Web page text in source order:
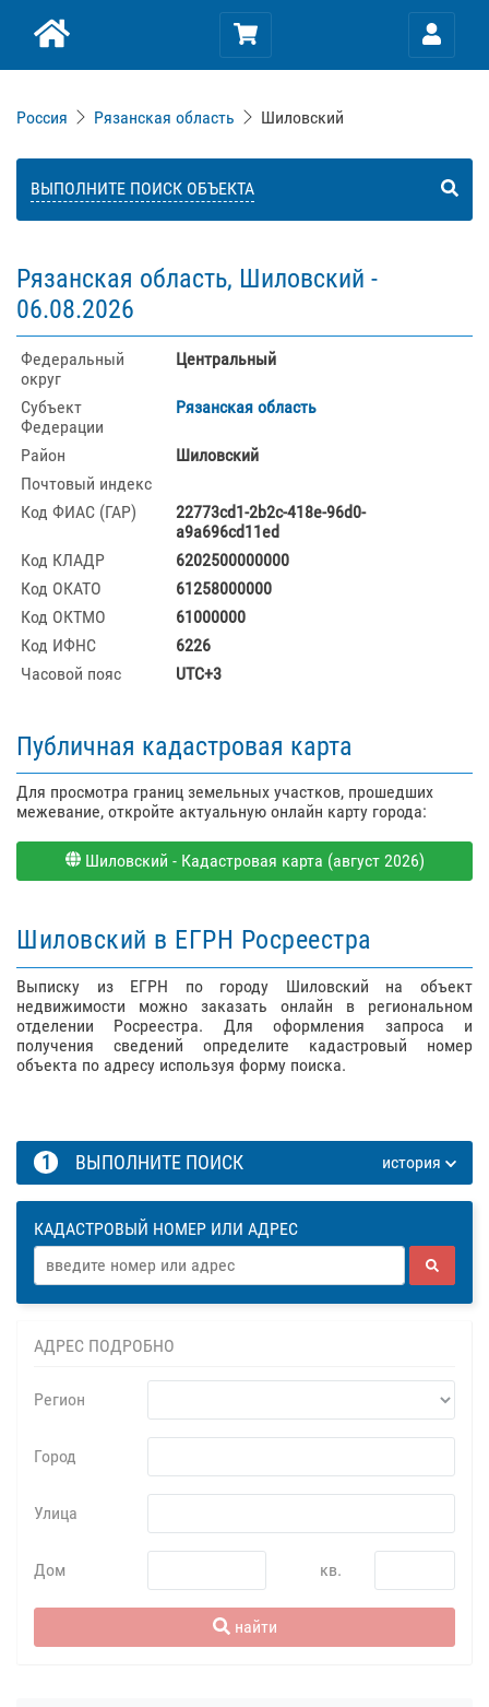
Россия Рязанская область Шиловский
ВЫПОЛНИТЕ ПОИСК ОБЪЕКТА
Рязанская область, Шиловский -
06.08.2026
Федеральный
округ
Центральный
Субъект
Федерации
Рязанская область
Район
Шиловский
Почтовый индекс
Код ФИАС (ГАР)
22773cd1-2b2c-418e-96d0-
a9a696cd11ed
Код КЛАДР
6202500000000
Код ОКАТО
61258000000
Код ОКТМО
61000000
Код ИФНС
6226
Часовой пояс
UTC+3
Публичная кадастровая карта
Для просмотра границ земельных участков, прошедших
межевание, откройте актуальную онлайн карту города:
Шиловский - Кадастровая карта (август 2026)
Шиловский в ЕГРН Росреестра
Выписку из ЕГРН по городу Шиловский на объект
недвижимости можно заказать онлайн в региональном
отделении Росреестра. Для оформления запроса и
получения сведений определите кадастровый номер
объекта по адресу используя форму поиска.
1 ВЫПОЛНИТЕ ПОИСК история
КАДАСТРОВЫЙ НОМЕР ИЛИ АДРЕС
АДРЕС ПОДРОБНО
Регион
Город
Улица
Дом кв.
найти